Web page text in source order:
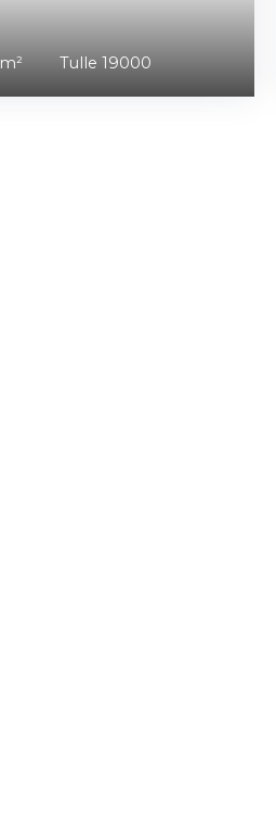
m² Tulle 19000